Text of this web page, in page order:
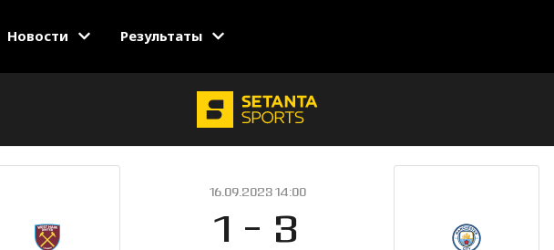
Новости Результаты
16.09.2023 14:00
1 - 3